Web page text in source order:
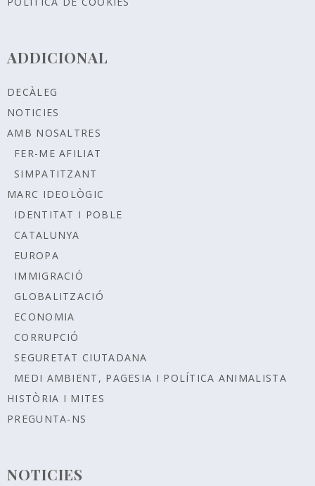
ADDICIONAL
DECÀLEG
NOTICIES
AMB NOSALTRES
FER-ME AFILIAT
SIMPATITZANT
MARC IDEOLÒGIC
IDENTITAT I POBLE
CATALUNYA
EUROPA
IMMIGRACIÓ
GLOBALITZACIÓ
ECONOMIA
CORRUPCIÓ
SEGURETAT CIUTADANA
MEDI AMBIENT, PAGESIA I POLÍTICA ANIMALISTA
HISTÒRIA I MITES
PREGUNTA-NS
NOTICIES